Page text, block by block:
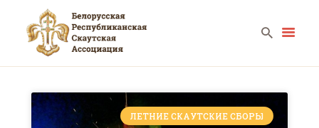
ГЛАВНАЯЛЕТНИЕ СКАУТСКИЕ СБОРЫ